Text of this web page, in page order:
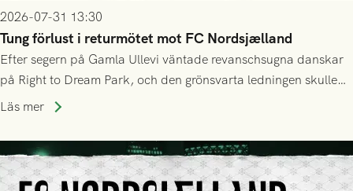
2026-07-31 13:30
Tung förlust i returmötet mot FC Nordsjælland
Efter segern på Gamla Ullevi väntade revanschsugna danskar
på Right to Dream Park, och den grönsvarta ledningen skulle
upphöra efter mindre än kvarten spelad. På lika mark visade
tennissiffror och det grönsvarta europaäventyret tog slut.
Läs mer